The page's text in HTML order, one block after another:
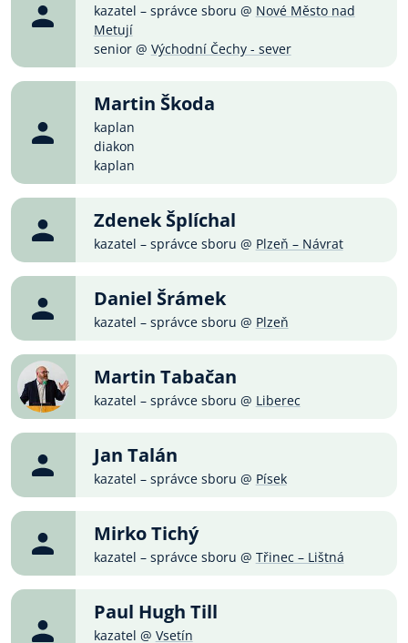
kazatel – správce sboru @ Nové Město nad
Metují
senior @ Východní Čechy - sever
Martin Škoda
kaplan
diakon
kaplan
Zdenek Šplíchal
kazatel – správce sboru @ Plzeň – Návrat
Daniel Šrámek
kazatel – správce sboru @ Plzeň
Martin Tabačan
kazatel – správce sboru @ Liberec
Jan Talán
kazatel – správce sboru @ Písek
Mirko Tichý
kazatel – správce sboru @ Třinec – Lištná
Paul Hugh Till
kazatel @ Vsetín